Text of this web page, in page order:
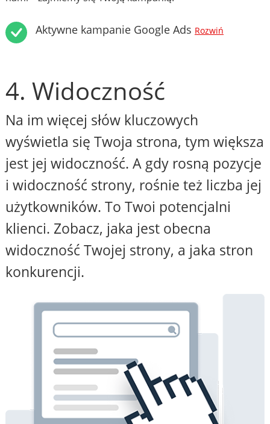
Aktywne kampanie Google Ads Rozwiń
4. Widoczność
Na im więcej słów kluczowych
wyświetla się Twoja strona, tym większa
jest jej widoczność. A gdy rosną pozycje
i widoczność strony, rośnie też liczba jej
użytkowników. To Twoi potencjalni
klienci. Zobacz, jaka jest obecna
widoczność Twojej strony, a jaka stron
konkurencji.